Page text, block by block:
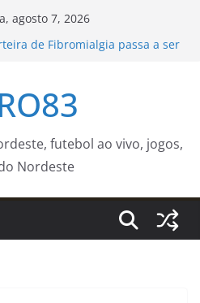
agosto 7, 2026
de Fibromialgia passa a ser
ação de vacinação contra
região da Rocinha – Prefeitura
e restringe cidadania por
sobre autismo,
apresenta experiência de
em Portugal – IFSP
futebol ao vivo, jogos,
Nordeste